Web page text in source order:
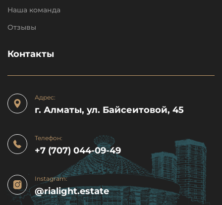
Наша команда
Отзывы
Контакты
Адрес:
г. Алматы, ул. Байсеитовой, 45
Телефон:
+7 (707) 044-09-49
Instagram:
@rialight.estate